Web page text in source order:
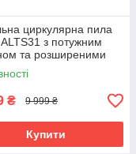
циркулярна пила
з потужним
та розширеними
₴ 9 999 ₴
Купити